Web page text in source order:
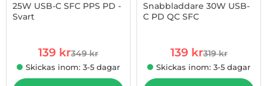
25W USB-C SFC PPS PD -
Svart
rea pris
139 krtidigare pris
349 kr
Skickas inom: 3-5 dagar
Snabbladdare 30W USB-
C PD QC SFC
rea pris
139 krtidigare pris
319 kr
Skickas inom: 3-5 dagar